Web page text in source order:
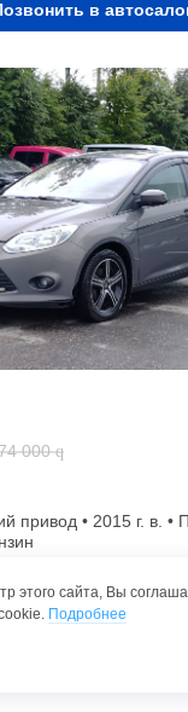
в
000 q
привод • 2015 г. в. •
Казани)
этого сайта, Вы
Подробнее